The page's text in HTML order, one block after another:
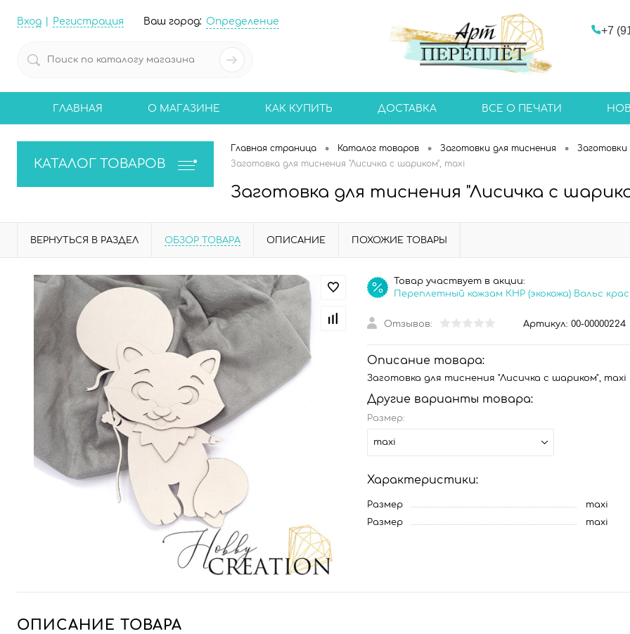
Вход Регистрация Ваш город: Определение
+7
ГЛАВНАЯ О МАГАЗИНЕ КАК КУПИТЬ ДОСТАВКА ВСЕ О ПЕЧАТИ
КАТАЛОГ ТОВАРОВ
Главная страница • Каталог товаров • Заготовки для тиснения • Заготовки
Заготовка для тиснения "Лисичка с шариком", maxi
Заготовка для тиснения "Лисичка с
ВЕРНУТЬСЯ В РАЗДЕЛ ОБЗОР ТОВАРА ОПИСАНИЕ ПОХОЖИЕ ТОВАРЫ
Товар участвует в акции:
Переплетный кожзам КНР (экокожа) Вальс
Отзывов: Артикул: 00-00000224
Описание товара:
Заготовка для тиснения "Лисичка с шариком", maxi
Другие варианты товара:
Размер:
maxi
Характеристики:
Размер
maxi
Размер
maxi
ОПИСАНИЕ ТОВАРА